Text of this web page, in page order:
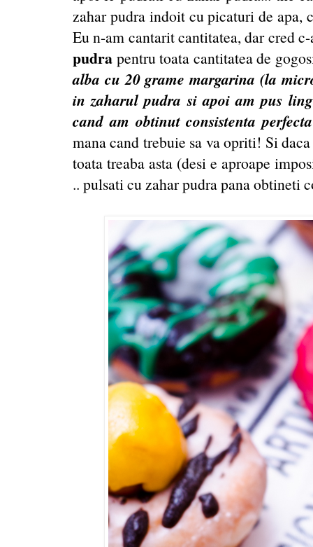
zahar pudra indoit cu picaturi de apa,
Eu n-am cantarit cantitatea, dar cred
pudra pentru toata cantitatea de
alba cu 20 grame margarina (la
in zaharul pudra si apoi am pus
cand am obtinut consistenta
mana cand trebuie sa va opriti! Si
toata treaba asta (desi e aproape
.. pulsati cu zahar pudra pana obtineti